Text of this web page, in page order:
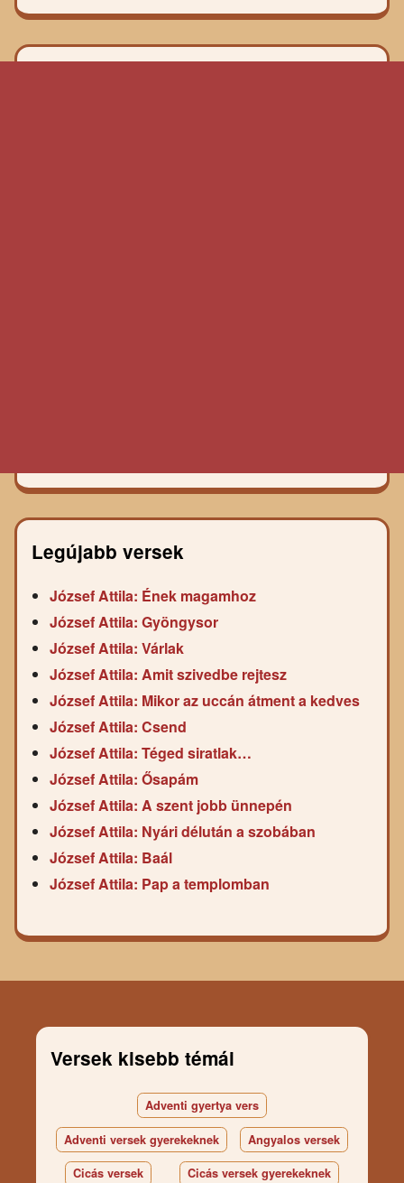
Legújabb versek
József Attila: Ének magamhoz
József Attila: Gyöngysor
József Attila: Várlak
József Attila: Amit szivedbe rejtesz
József Attila: Mikor az uccán átment a kedves
József Attila: Csend
József Attila: Téged siratlak…
József Attila: Ősapám
József Attila: A szent jobb ünnepén
József Attila: Nyári délután a szobában
József Attila: Baál
József Attila: Pap a templomban
Versek kisebb témái
Adventi gyertya vers
Adventi versek gyerekeknek Angyalos versek
Cicás versek Cicás versek gyerekeknek